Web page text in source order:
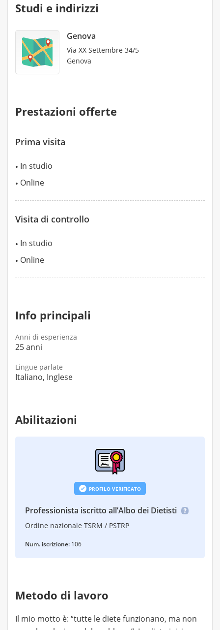
Studi e indirizzi
Genova
Via XX Settembre 34/5
Genova
Prestazioni offerte
Prima visita
In studio
Online
Visita di controllo
In studio
Online
Info principali
Anni di esperienza
25 anni
Lingue parlate
Italiano, Inglese
Abilitazioni
PROFILO VERIFICATO
Professionista iscritto all’Albo dei Dietisti
Ordine nazionale TSRM / PSTRP
Num. iscrizione: 106
Metodo di lavoro
Il mio motto è: “tutte le diete funzionano, ma non